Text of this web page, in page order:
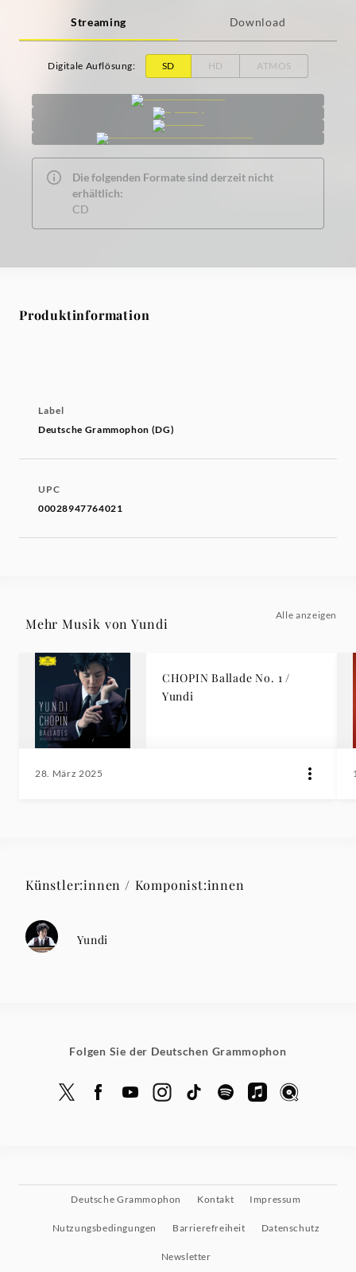
Streaming Download
Digitale Auflösung: SD HD ATMOS
Die folgenden Formate sind derzeit nicht
erhältlich:
CD
Produktinformation
Label
Deutsche Grammophon (DG)
UPC
00028947764021
Mehr Musik von Yundi
Alle anzeigen
CHOPIN Ballade No. 1 /
Yundi
28. März 2025
Künstler:innen / Komponist:innen
Yundi
Folgen Sie der Deutschen Grammophon
Deutsche Grammophon Kontakt Impressum
Nutzungsbedingungen Barrierefreiheit Datenschutz
Newsletter